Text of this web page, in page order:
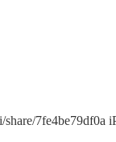
share/7fe4be79df0a